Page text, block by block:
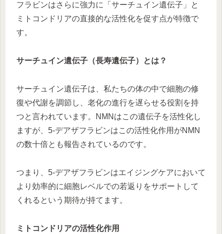
フラビンはさらに強力に「サーチュイン遺伝子」と
ミトコンドリアの直接的な活性化を促す点が特徴で
す。
サーチュイン遺伝子（長寿遺伝子）とは？
サーチュイン遺伝子は、私たちの体の中で細胞の修
復や代謝を調節し、老化の進行を遅らせる役割を持
つと言われています。NMNはこの遺伝子を活性化し
ますが、5-デアザフラビンはこの活性化作用がNMN
の数十倍とも報告されているのです。
つまり、5-デアザフラビンはエイジングケアにおいて
より効率的に細胞レベルでの若返りをサポートして
くれるという期待が持てます。
ミトコンドリアの活性化作用